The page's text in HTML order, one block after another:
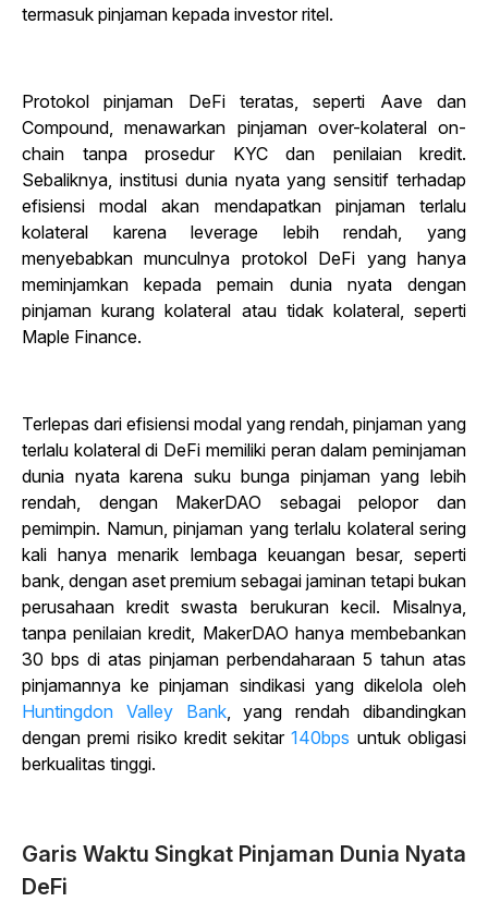
termasuk pinjaman kepada investor ritel.
Protokol pinjaman DeFi teratas, seperti Aave dan
Compound, menawarkan pinjaman over-kolateral on-
chain tanpa prosedur KYC dan penilaian kredit.
Sebaliknya, institusi dunia nyata yang sensitif terhadap
efisiensi modal akan mendapatkan pinjaman terlalu
kolateral karena leverage lebih rendah, yang
menyebabkan munculnya protokol DeFi yang hanya
meminjamkan kepada pemain dunia nyata dengan
pinjaman kurang kolateral atau tidak kolateral, seperti
Maple Finance.
Terlepas dari efisiensi modal yang rendah, pinjaman yang
terlalu kolateral di DeFi memiliki peran dalam peminjaman
dunia nyata karena suku bunga pinjaman yang lebih
rendah, dengan MakerDAO sebagai pelopor dan
pemimpin. Namun, pinjaman yang terlalu kolateral sering
kali hanya menarik lembaga keuangan besar, seperti
bank, dengan aset premium sebagai jaminan tetapi bukan
perusahaan kredit swasta berukuran kecil. Misalnya,
tanpa penilaian kredit, MakerDAO hanya membebankan
30 bps di atas pinjaman perbendaharaan 5 tahun atas
pinjamannya ke pinjaman sindikasi yang dikelola oleh
Huntingdon Valley Bank, yang rendah dibandingkan
dengan premi risiko kredit sekitar140bps untuk obligasi
berkualitas tinggi.
Garis Waktu Singkat Pinjaman Dunia Nyata
DeFi